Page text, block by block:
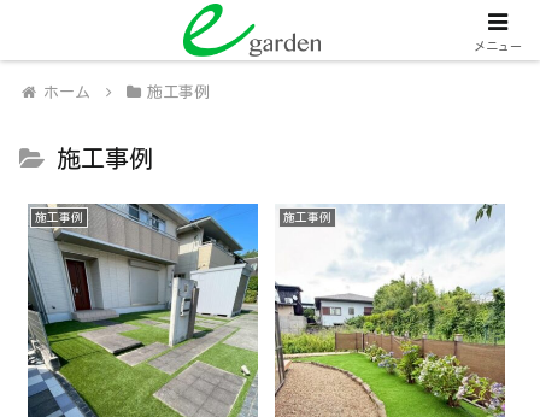
人工芝販売・施工、外壁塗装・施工
ホーム 施工事例
施工事例
施工事例 施工事例
メニュー